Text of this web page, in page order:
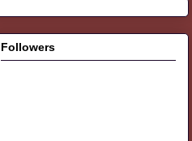
Followers